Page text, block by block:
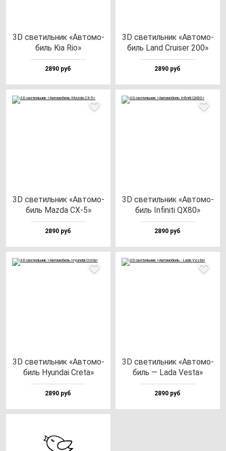
3D све­тиль­ник «Авто­мо­
биль Kia Rio»
2890 руб
3D све­тиль­ник «Авто­мо­
биль Land Cru­iser 200»
2890 руб
3D све­тиль­ник «Авто­мо­
биль Maz­da CX-5»
2890 руб
3D све­тиль­ник «Авто­мо­
биль Infi­ni­ti QX80»
2890 руб
3D све­тиль­ник «Авто­мо­
биль Hyun­dai Cre­ta»
2890 руб
3D све­тиль­ник «Авто­мо­
биль — Lada Ves­ta»
2890 руб